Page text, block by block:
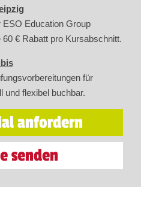
Education Group
€ Rabatt pro Kursabschnitt.
für
und flexibel buchbar.
anfordern
senden